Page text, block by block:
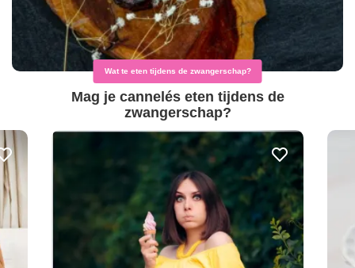
Wat te eten tijdens de zwangerschap?
Mag je cannelés eten tijdens de
zwangerschap?